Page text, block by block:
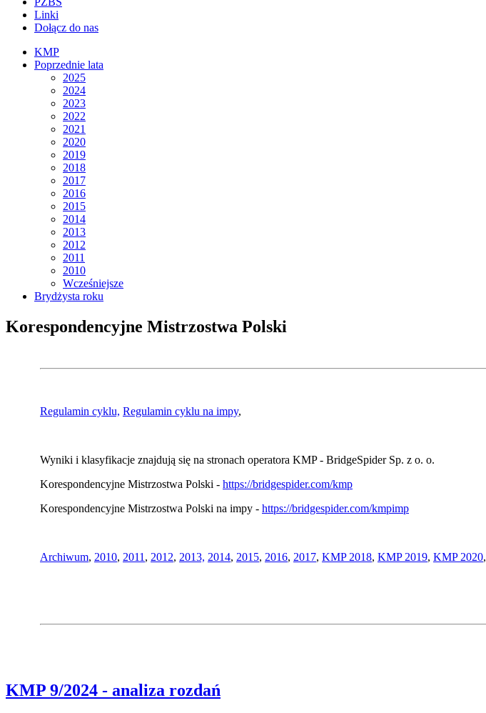
Linki
Dołącz do nas
KMP
Poprzednie lata
2025
2024
2023
2022
2021
2020
2019
2018
2017
2016
2015
2014
2013
2012
2011
2010
Wcześniejsze
Brydżysta roku
Korespondencyjne Mistrzostwa Polski
Regulamin cyklu, Regulamin cyklu na impy,
Wyniki i klasyfikacje znajdują się na stronach operatora KMP - BridgeSpider Sp. z o. o.
Korespondencyjne Mistrzostwa Polski - https://bridgespider.com/kmp
Korespondencyjne Mistrzostwa Polski na impy - https://bridgespider.com/kmpimp
Archiwum, 2010, 2011 , 2012, 2013, 2014, 2015, 2016, 2017, KMP 2018, KMP 2019, KMP 2020,
KMP 9/2024 - analiza rozdań